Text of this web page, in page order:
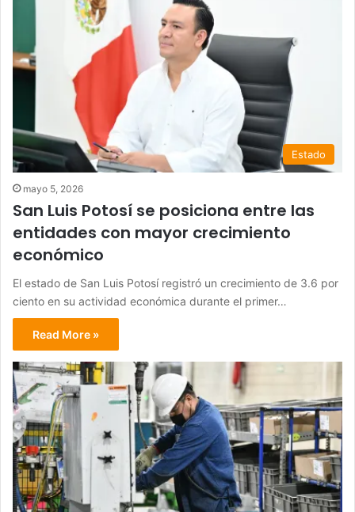
Estado
mayo 5, 2026
San Luis Potosí se posiciona entre las
entidades con mayor crecimiento
económico
El estado de San Luis Potosí registró un crecimiento de 3.6 por
ciento en su actividad económica durante el primer…
Read More »